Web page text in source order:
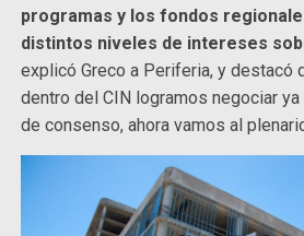
programas y los fondos
distintos niveles de intereses
explicó Greco a Periferia, y destacó
dentro del CIN logramos negociar
de consenso, ahora vamos al